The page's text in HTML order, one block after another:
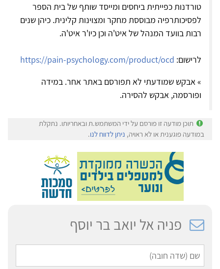
טורדנות כפייתית ביחסים ומייסד שותף של בית הספר
לפסיכותרפיה מבוססת מחקר ומצוינות קלינית. כיהן שנים
רבות בוועד המנהל של איט'ה וכן כיו'ר איט'ה.
לרישום: https://pain-psychology.com/product/ocd
» אבקש שמודעתי לא תפורסם באתר אחר. במידה
ופורסמה, אבקש להסירה.
תוכן מודעה זו פורסם על ידי המשתמש.ת ובאחריותו. נתקלת
במודעה פוגענית או לא ראויה, ניתן לדווח לנו.
פניה אל יואב בר יוסף